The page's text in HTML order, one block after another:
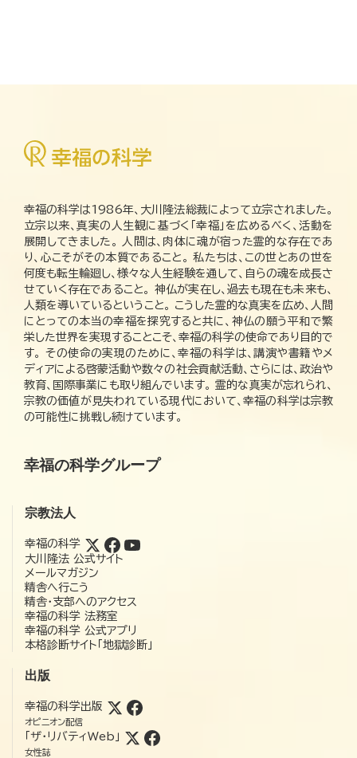
幸福の科学は1986年、大川隆法総裁によって立宗されました。
立宗以来、真実の人生観に基づく「幸福」を広めるべく、活動を
展開してきました。 人間は、肉体に魂が宿った霊的な存在であ
り、心こそがその本質であること。 私たちは、この世とあの世を
何度も転生輪廻し、様々な人生経験を通して、自らの魂を成長さ
せていく存在であること。 神仏が実在し、過去も現在も未来も、
人類を導いているということ。 こうした霊的な真実を広め、人間
にとっての本当の幸福を探究すると共に、神仏の願う平和で繁
栄した世界を実現することこそ、幸福の科学の使命であり目的で
す。 その使命の実現のために、幸福の科学は、講演や書籍やメ
ディアによる啓蒙活動や数々の社会貢献活動、さらには、政治や
教育、国際事業にも取り組んでいます。 霊的な真実が忘れられ、
宗教の価値が見失われている現代において、幸福の科学は宗教
の可能性に挑戦し続けています。
幸福の科学グループ
宗教法人
幸福の科学
大川隆法 公式サイト
メールマガジン
精舎へ行こう
精舎・支部へのアクセス
幸福の科学 法務室
幸福の科学 公式アプリ
本格診断サイト「地獄診断」
出版
幸福の科学出版
オピニオン配信
「ザ・リバティWeb」
女性誌